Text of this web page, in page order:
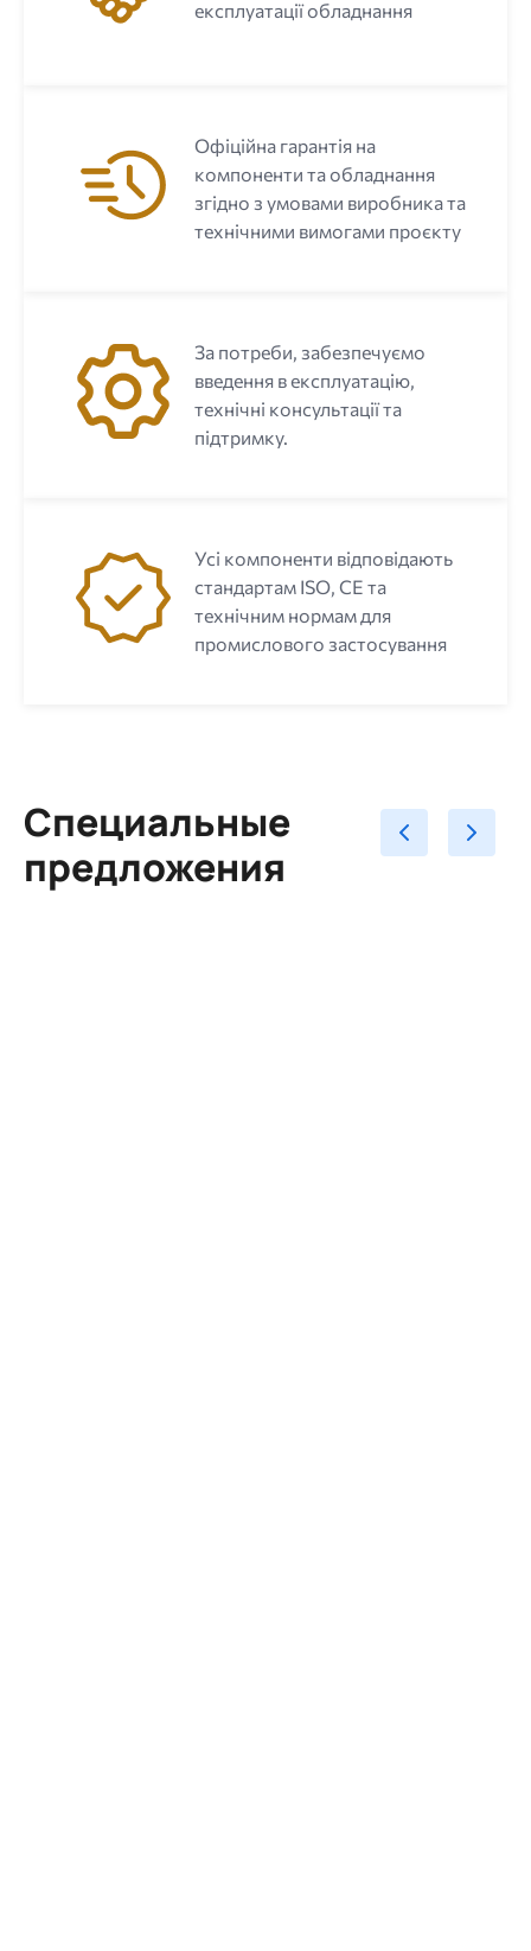
експлуатації обладнання
Офіційна гарантія на
компоненти та обладнання
згідно з умовами виробника та
технічними вимогами проєкту
За потреби, забезпечуємо
введення в експлуатацію,
технічні консультації та
підтримку.
Усі компоненти відповідають
стандартам ISO, CE та
технічним нормам для
промислового застосування
Специальные
предложения